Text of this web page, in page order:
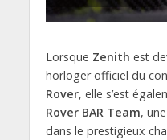
Lorsque Zenith est
horloger officiel du
Rover, elle s’est
Rover BAR Team,
dans le prestigieux